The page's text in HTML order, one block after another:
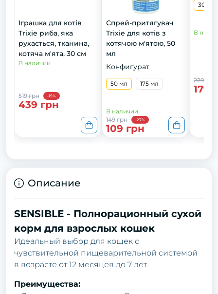
Іграшка для котів
Trixie риба, яка
рухається, тканина,
котяча м'ята, 30 см
В наличии
519 грн -15%
439 грн
Спрей-притягувач
Trixie для котів з
котячою м'ятою, 50
мл
Конфигурат
50 мл 175 мл
В наличии
149 грн
-27%
109 грн
300
В
229 грн
179
Описание
SENSIBLE - Полнорационный сухой
корм для взрослых кошек
Идеальный выбор для кошек с
чувствительной пищеварительной системой
в возрасте от 12 месяцев до 7 лет.
Преимущества: